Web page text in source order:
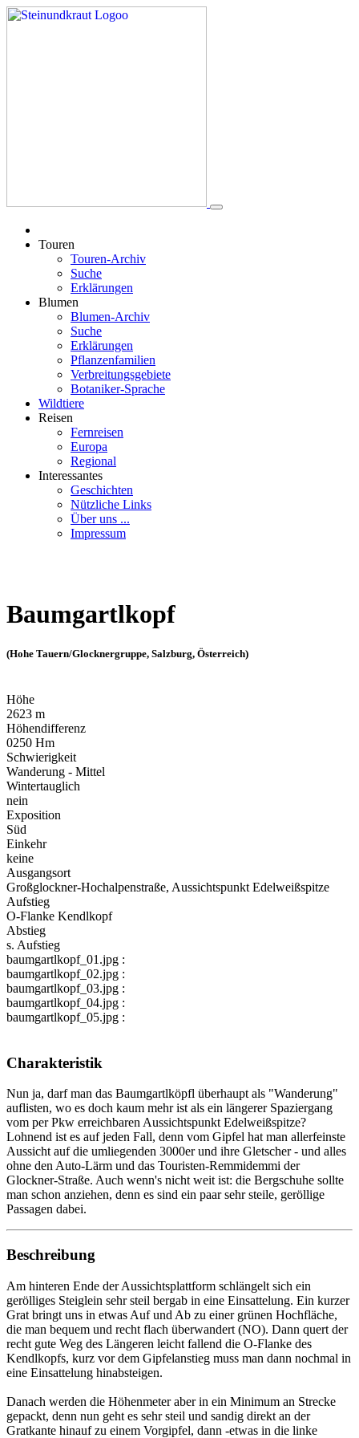
Touren
Touren-Archiv
Suche
Erklärungen
Blumen
Blumen-Archiv
Suche
Erklärungen
Pflanzenfamilien
Verbreitungsgebiete
Botaniker-Sprache
Wildtiere
Reisen
Fernreisen
Europa
Regional
Interessantes
Geschichten
Nützliche Links
Über uns ...
Impressum
Baumgartlkopf
(Hohe Tauern/Glocknergruppe, Salzburg, Österreich)
Höhe
2623 m
Höhendifferenz
0250 Hm
Schwierigkeit
Wanderung - Mittel
Wintertauglich
nein
Exposition
Süd
Einkehr
keine
Ausgangsort
Großglockner-Hochalpenstraße, Aussichtspunkt Edelweißspitze
Aufstieg
O-Flanke Kendlkopf
Abstieg
s. Aufstieg
baumgartlkopf_01.jpg :
baumgartlkopf_02.jpg :
baumgartlkopf_03.jpg :
baumgartlkopf_04.jpg :
baumgartlkopf_05.jpg :
Charakteristik
Nun ja, darf man das Baumgartlköpfl überhaupt als "Wanderung"
auflisten, wo es doch kaum mehr ist als ein längerer Spaziergang
vom per Pkw erreichbaren Aussichtspunkt Edelweißspitze?
Lohnend ist es auf jeden Fall, denn vom Gipfel hat man allerfeinste
Aussicht auf die umliegenden 3000er und ihre Gletscher - und alles
ohne den Auto-Lärm und das Touristen-Remmidemmi der
Glockner-Straße. Auch wenn's nicht weit ist: die Bergschuhe sollte
man schon anziehen, denn es sind ein paar sehr steile, geröllige
Passagen dabei.
Beschreibung
Am hinteren Ende der Aussichtsplattform schlängelt sich ein
gerölliges Steiglein sehr steil bergab in eine Einsattelung. Ein kurzer
Grat bringt uns in etwas Auf und Ab zu einer grünen Hochfläche,
die man bequem und recht flach überwandert (NO). Dann quert der
recht gute Weg des Längeren leicht fallend die O-Flanke des
Kendlkopfs, kurz vor dem Gipfelanstieg muss man dann nochmal in
eine Einsattelung hinabsteigen.
Danach werden die Höhenmeter aber in ein Minimum an Strecke
gepackt, denn nun geht es sehr steil und sandig direkt an der
Gratkante hinauf zu einem Vorgipfel, dann -etwas in die linke